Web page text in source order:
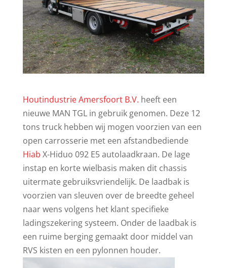
Houtindustrie Amersfoort B.V. heeft een
nieuwe MAN TGL in gebruik genomen. Deze 12
tons truck hebben wij mogen voorzien van een
open carrosserie met een afstandbediende
Hiab X-Hiduo 092 E5 autolaadkraan. De lage
instap en korte wielbasis maken dit chassis
uitermate gebruiksvriendelijk. De laadbak is
voorzien van sleuven over de breedte geheel
naar wens volgens het klant specifieke
ladingszekering systeem. Onder de laadbak is
een ruime berging gemaakt door middel van
RVS kisten en een pylonnen houder.